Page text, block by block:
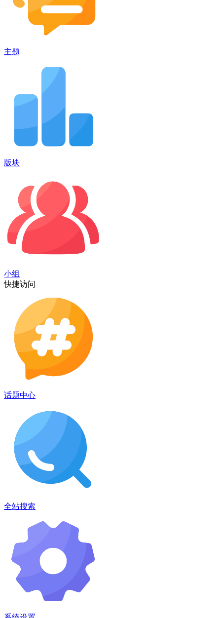
主题
版块
小组
快捷访问
话题中心
全站搜索